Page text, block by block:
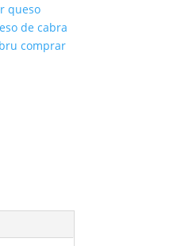
queso
de cabra
comprar